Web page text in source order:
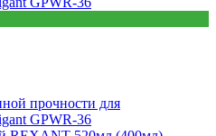
прочности для
GPWR-36